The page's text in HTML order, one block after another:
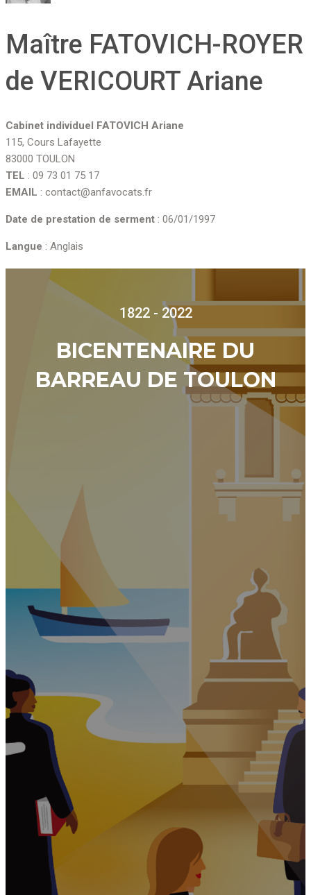
Maître FATOVICH-ROYER
de VERICOURT Ariane
Cabinet individuel FATOVICH Ariane
115, Cours Lafayette
83000 TOULON
TEL : 09 73 01 75 17
EMAIL : contact@anfavocats.fr
Date de prestation de serment : 06/01/1997
Langue : Anglais
1822 - 2022
BICENTENAIRE DU
BARREAU DE TOULON